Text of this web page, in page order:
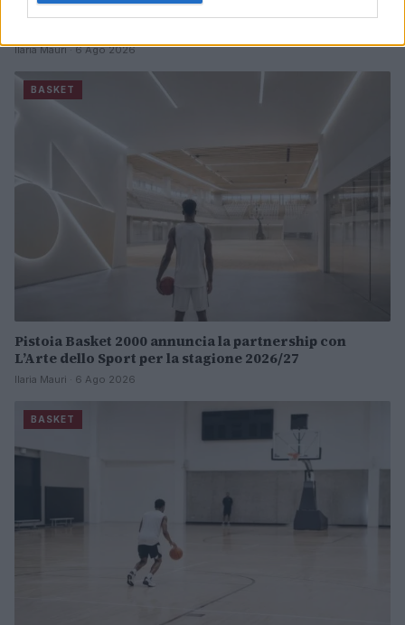
Europeo Under 18 femminile: l’Italia supera
Ilaria Mauri · 6 Ago 2026
BASKET
Pistoia Basket 2000 annuncia la partnership con
L’Arte dello Sport per la stagione 2026/27
Ilaria Mauri · 6 Ago 2026
BASKET